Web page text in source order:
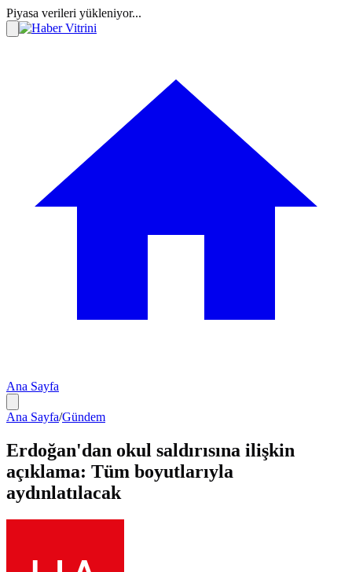
Piyasa verileri yükleniyor...
Ana Sayfa
Ana Sayfa/Gündem
Erdoğan'dan okul saldırısına ilişkin
açıklama: Tüm boyutlarıyla
aydınlatılacak